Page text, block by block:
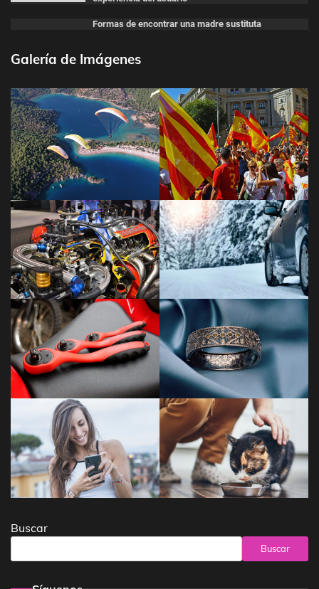
Formas de encontrar una madre sustituta
Galería de Imágenes
Buscar
Buscar